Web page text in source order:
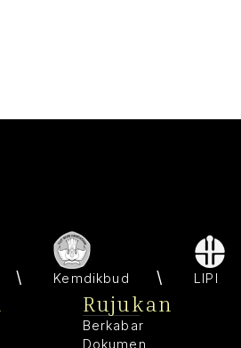
Kemdikbud LIPI
Rujukan
Berkabar
Dokumen